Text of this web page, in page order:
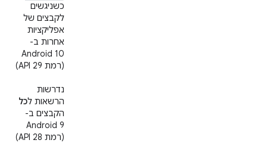
כשניגשים
לקבצים של
אפליקציות
אחרות ב-
Android 10
(רמת API 29)
נדרשות
הרשאות לכל
הקבצים ב-
Android 9
(רמת API 28)